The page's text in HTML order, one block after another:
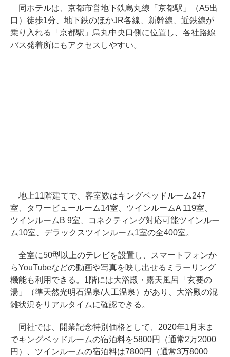
同ホテルは、京都市営地下鉄烏丸線「京都駅」（A5出
口）徒歩1分、地下鉄のほかJR各線、新幹線、近鉄線が
乗り入れる「京都駅」烏丸中央口側に位置し、各社路線
バス発着所にもアクセスしやすい。
地上11階建てで、客室数はキングベッドルーム247
室、タワービュールーム14室、ツインルームA 119室、
ツインルームB 9室、コネクティング対応可能ツインルー
ム10室、デラックスツインルーム1室の全400室。
全室に50型以上のテレビを設置し、スマートフォンか
らYouTubeなどの動画や写真を映し出せるミラーリング
機能も利用できる。1階には大浴殿・露天風呂「玄要の
湯」（準天然光明石温泉/人工温泉）があり、大浴殿の混
雑状況をリアルタイムに確認できる。
同社では、開業記念特別価格として、2020年1月末ま
でキングベッドルームの宿泊料を5800円（通常2万2000
円）、ツインルームの宿泊料は7800円（通常3万8000